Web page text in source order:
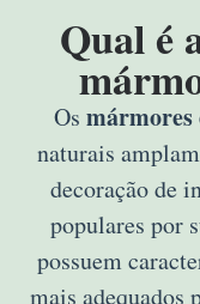
Qual é
Os mármores
naturais
decoração de
populares por
possuem
mais adequados